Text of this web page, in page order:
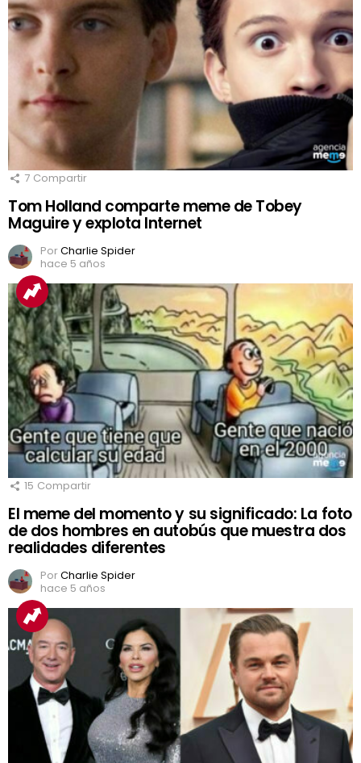
7 Compartir
Tom Holland comparte meme de Tobey
Maguire y explota Internet
PorCharlie Spider
hace 5 años
15 Compartir
El meme del momento y su significado: La foto
de dos hombres en autobús que muestra dos
realidades diferentes
PorCharlie Spider
hace 5 años